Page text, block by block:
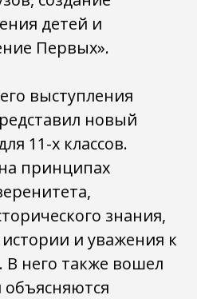
детей и
Первых».
выступления
новый
11-х классов.
принципах
знания,
и уважения к
него также вошел
объясняются